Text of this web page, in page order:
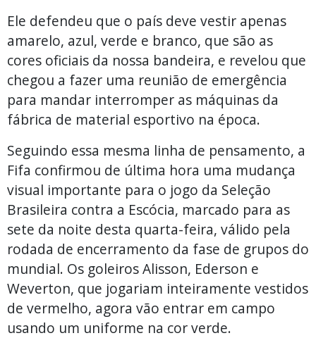
Ele defendeu que o país deve vestir apenas
amarelo, azul, verde e branco, que são as
cores oficiais da nossa bandeira, e revelou que
chegou a fazer uma reunião de emergência
para mandar interromper as máquinas da
fábrica de material esportivo na época.
Seguindo essa mesma linha de pensamento, a
Fifa confirmou de última hora uma mudança
visual importante para o jogo da Seleção
Brasileira contra a Escócia, marcado para as
sete da noite desta quarta-feira, válido pela
rodada de encerramento da fase de grupos do
mundial. Os goleiros Alisson, Ederson e
Weverton, que jogariam inteiramente vestidos
de vermelho, agora vão entrar em campo
usando um uniforme na cor verde.